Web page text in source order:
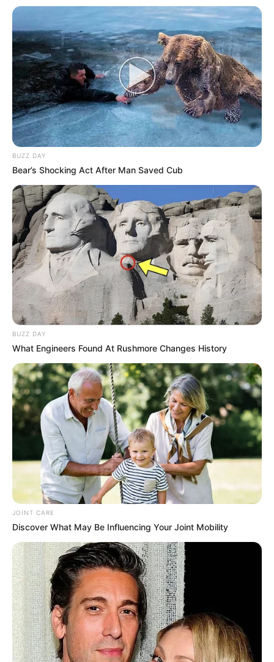
BUZZ DAY
Bear’s Shocking Act After Man Saved Cub
BUZZ DAY
What Engineers Found At Rushmore Changes History
JOINT CARE
Discover What May Be Influencing Your Joint Mobility